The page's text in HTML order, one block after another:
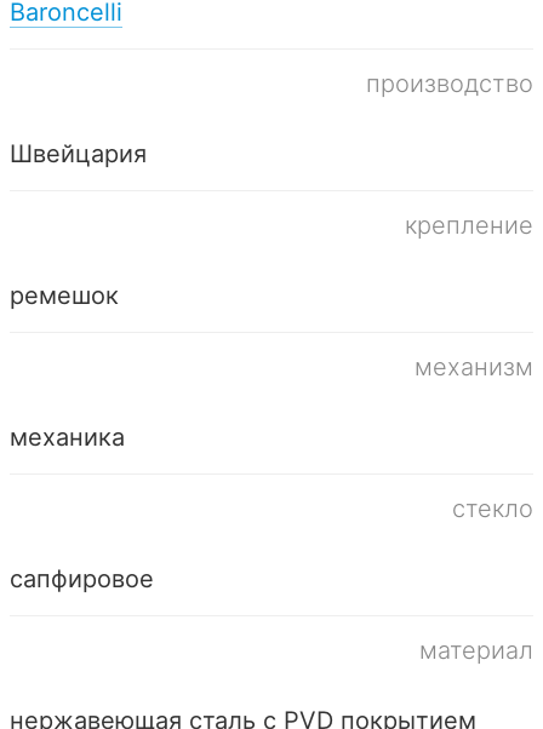
Baroncelli
производство
Швейцария
крепление
ремешок
механизм
механика
стекло
сапфировое
материал
нержавеющая сталь с PVD покрытием